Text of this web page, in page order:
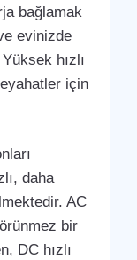
bağlamak
evinizde
hızlı
için
daha
AC
bir
DC hızlı